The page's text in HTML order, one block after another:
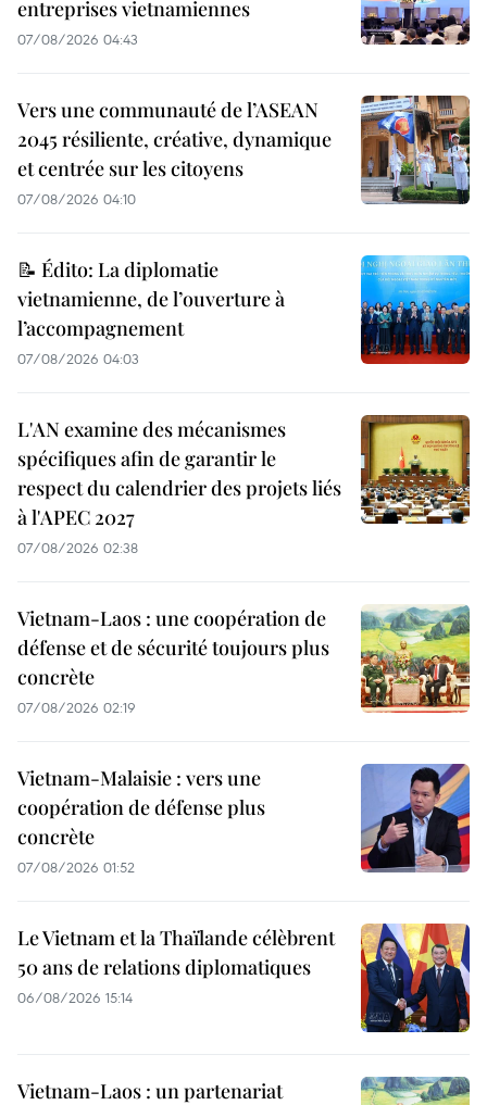
entreprises vietnamiennes
07/08/2026 04:43
Vers une communauté de l’ASEAN
2045 résiliente, créative, dynamique
et centrée sur les citoyens
07/08/2026 04:10
📝 Édito: La diplomatie
vietnamienne, de l’ouverture à
l’accompagnement
07/08/2026 04:03
L'AN examine des mécanismes
spécifiques afin de garantir le
respect du calendrier des projets liés
à l'APEC 2027
07/08/2026 02:38
Vietnam-Laos : une coopération de
défense et de sécurité toujours plus
concrète
07/08/2026 02:19
Vietnam-Malaisie : vers une
coopération de défense plus
concrète
07/08/2026 01:52
Le Vietnam et la Thaïlande célèbrent
50 ans de relations diplomatiques
06/08/2026 15:14
Vietnam-Laos : un partenariat